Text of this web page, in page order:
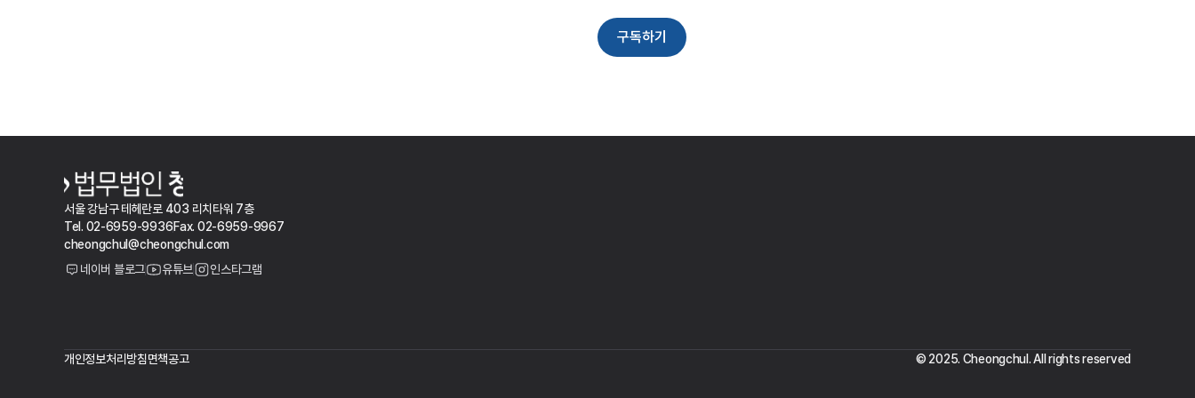
서울 강남구 테헤란로 403 리치타워 7층
Tel. 02-6959-9936Fax. 02-6959-9967
cheongchul@cheongchul.com
네이버 블로그
유튜브 인스타그램
개인정보처리방침면책공고 © 2025. Cheongchul. All rights reserved